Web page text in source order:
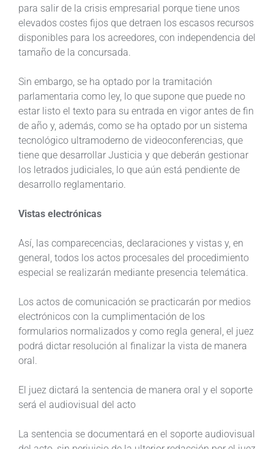
para salir de la crisis empresarial porque tiene unos
elevados costes fijos que detraen los escasos recursos
disponibles para los acreedores, con independencia del
tamaño de la concursada.
Sin embargo, se ha optado por la tramitación
parlamentaria como ley, lo que supone que puede no
estar listo el texto para su entrada en vigor antes de fin
de año y, además, como se ha optado por un sistema
tecnológico ultramoderno de videoconferencias, que
tiene que desarrollar Justicia y que deberán gestionar
los letrados judiciales, lo que aún está pendiente de
desarrollo reglamentario.
Vistas electrónicas
Así, las comparecencias, declaraciones y vistas y, en
general, todos los actos procesales del procedimiento
especial se realizarán mediante presencia telemática.
Los actos de comunicación se practicarán por medios
electrónicos con la cumplimentación de los
formularios normalizados y como regla general, el juez
podrá dictar resolución al finalizar la vista de manera
oral.
El juez dictará la sentencia de manera oral y el soporte
será el audiovisual del acto
La sentencia se documentará en el soporte audiovisual